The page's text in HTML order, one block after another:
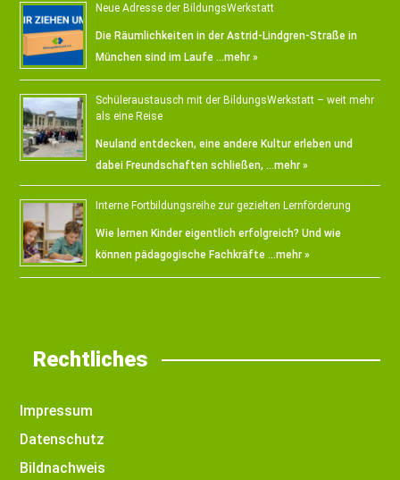
Neue Adresse der BildungsWerkstatt
Die Räumlichkeiten in der Astrid-Lindgren-Straße in
München sind im Laufe …mehr »
Schüleraustausch mit der BildungsWerkstatt – weit mehr
als eine Reise
Neuland entdecken, eine andere Kultur erleben und
dabei Freundschaften schließen, …mehr »
Interne Fortbildungsreihe zur gezielten Lernförderung
Wie lernen Kinder eigentlich erfolgreich? Und wie
können pädagogische Fachkräfte …mehr »
Rechtliches
Impressum
Datenschutz
Bildnachweis